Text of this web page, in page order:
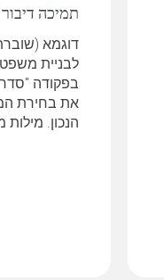
תמיכה דיבור
דוגמא
לבניית
בפקודה
את בחירת
הנכון.